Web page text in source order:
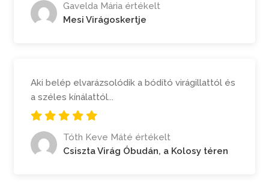
Gavelda Mária értékelt
Mesi Virágoskertje
Aki belép elvarázsolódik a bódító virágillattól és
a széles kínálattól...
Tóth Keve Máté értékelt
Csiszta Virág Óbudán, a Kolosy téren